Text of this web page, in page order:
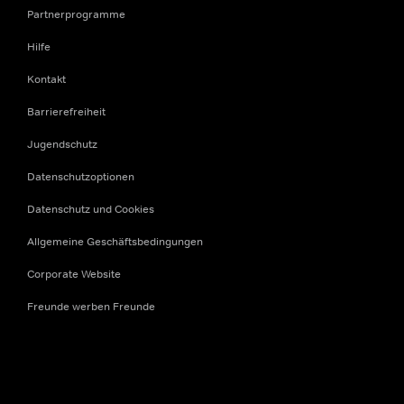
Partnerprogramme
Hilfe
Kontakt
Barrierefreiheit
Jugendschutz
Datenschutzoptionen
Datenschutz und Cookies
Allgemeine Geschäftsbedingungen
Corporate Website
Freunde werben Freunde